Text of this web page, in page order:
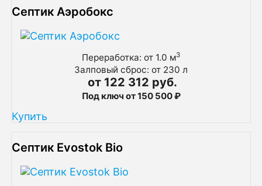
Септик Аэробокс
Переработка: от 1.0 м3
Залповый сброс: от 230 л
от 122 312 руб.
Под ключ от 150 500 ₽
Купить
Септик Evostok Bio